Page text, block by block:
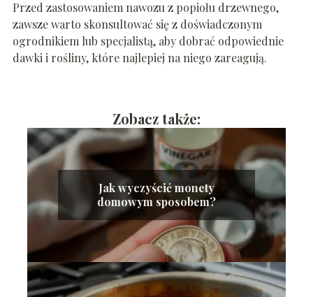
Przed zastosowaniem nawozu z popiołu drzewnego,
zawsze warto skonsultować się z doświadczonym
ogrodnikiem lub specjalistą, aby dobrać odpowiednie
dawki i rośliny, które najlepiej na niego zareagują.
Zobacz także:
Jak wyczyścić monety
domowym sposobem?